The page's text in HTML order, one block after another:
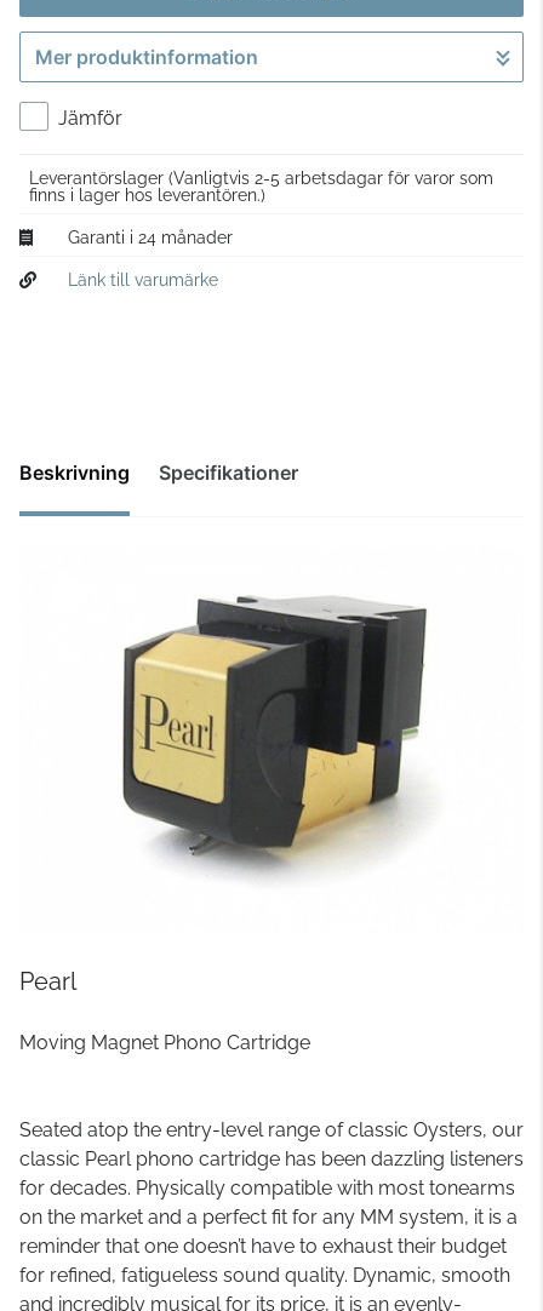
Gå till kassan
Mer produktinformation
Jämför
Leverantörslager (Vanligtvis 2-5 arbetsdagar för varor som
finns i lager hos leverantören.)
Garanti i 24 månader
Länk till varumärke
Beskrivning Specifikationer
Pearl
Moving Magnet Phono Cartridge
Seated atop the entry-level range of classic Oysters, our
classic Pearl phono cartridge has been dazzling listeners
for decades. Physically compatible with most tonearms
on the market and a perfect fit for any MM system, it is a
reminder that one doesn’t have to exhaust their budget
for refined, fatigueless sound quality. Dynamic, smooth
and incredibly musical for its price, it is an evenly-